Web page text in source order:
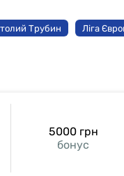
Трубин Ліга
бонус
5000 грн